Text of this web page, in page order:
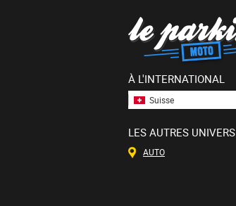
À L'INTERNATIONAL
Suisse
LES AUTRES UNIVERS
AUTO